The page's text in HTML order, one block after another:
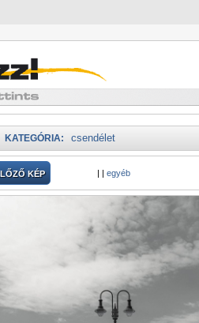
KATEGÓRIA: csendélet
KÉP | | egyéb